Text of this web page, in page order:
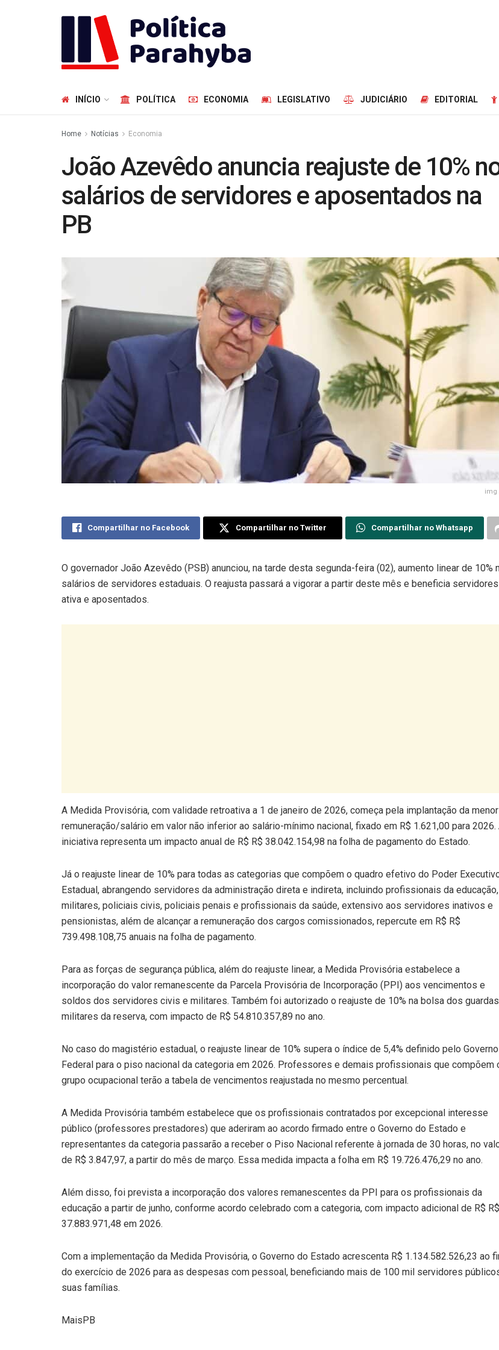
INÍCIO POLÍTICA ECONOMIA LEGISLATIVO JUDICIÁRIO EDITORIAL
Home Notícias Economia
João Azevêdo anuncia reajuste de 10%
salários de servidores e aposentados na
PB
img
Compartilhar no Facebook Compartilhar no Twitter Compartilhar no Whatsapp
O governador João Azevêdo (PSB) anunciou, na tarde desta segunda-feira (02), aumento linear de 10%
salários de servidores estaduais. O reajusta passará a vigorar a partir deste mês e beneficia
ativa e aposentados.
A Medida Provisória, com validade retroativa a 1 de janeiro de 2026, começa pela implantação da menor
remuneração/salário em valor não inferior ao salário-mínimo nacional, fixado em R$ 1.621,00 para 2026.
iniciativa representa um impacto anual de R$ R$ 38.042.154,98 na folha de pagamento do Estado.
Já o reajuste linear de 10% para todas as categorias que compõem o quadro efetivo do Poder
Estadual, abrangendo servidores da administração direta e indireta, incluindo profissionais da educação,
militares, policiais civis, policiais penais e profissionais da saúde, extensivo aos servidores inativos e
pensionistas, além de alcançar a remuneração dos cargos comissionados, repercute em R$ R$
739.498.108,75 anuais na folha de pagamento.
Para as forças de segurança pública, além do reajuste linear, a Medida Provisória estabelece a
incorporação do valor remanescente da Parcela Provisória de Incorporação (PPI) aos vencimentos e
soldos dos servidores civis e militares. Também foi autorizado o reajuste de 10% na bolsa dos guardas
militares da reserva, com impacto de R$ 54.810.357,89 no ano.
No caso do magistério estadual, o reajuste linear de 10% supera o índice de 5,4% definido pelo Governo
Federal para o piso nacional da categoria em 2026. Professores e demais profissionais que compõem
grupo ocupacional terão a tabela de vencimentos reajustada no mesmo percentual.
A Medida Provisória também estabelece que os profissionais contratados por excepcional interesse
público (professores prestadores) que aderiram ao acordo firmado entre o Governo do Estado e
representantes da categoria passarão a receber o Piso Nacional referente à jornada de 30 horas, no
de R$ 3.847,97, a partir do mês de março. Essa medida impacta a folha em R$ 19.726.476,29 no ano.
Além disso, foi prevista a incorporação dos valores remanescentes da PPI para os profissionais da
educação a partir de junho, conforme acordo celebrado com a categoria, com impacto adicional de R$ R$
37.883.971,48 em 2026.
Com a implementação da Medida Provisória, o Governo do Estado acrescenta R$ 1.134.582.526,23 ao
do exercício de 2026 para as despesas com pessoal, beneficiando mais de 100 mil servidores
suas famílias.
MaisPB